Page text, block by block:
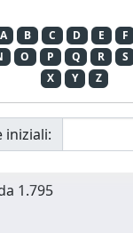
A B C D E F
O P Q R S
X
Y Z
iniziali:
1.795